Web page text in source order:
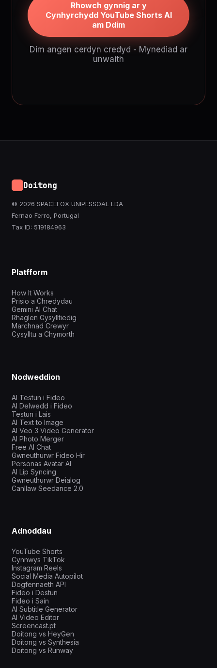
Rhowch gynnig ar y
Cynhyrchydd YouTube Shorts AI
am Ddim
Dim angen cerdyn credyd - Mynediad ar
unwaith
Doitong
© 2026 SPACEFOX UNIPESSOAL LDA
Fernao Ferro, Portugal
Tax ID: 519184963
Platfform
How It Works
Prisio a Chredydau
Gemini AI Chat
Rhaglen Gysylltiedig
Marchnad Crewyr
Cysylltu a Chymorth
Nodweddion
AI Testun i Fideo
AI Delwedd i Fideo
Testun i Lais
AI Text to Image
AI Veo 3 Video Generator
AI Photo Merger
Free AI Chat
Gwneuthurwr Fideo Hir
Personas Avatar AI
AI Lip Syncing
Gwneuthurwr Deialog
Canllaw Seedance 2.0
Adnoddau
YouTube Shorts
Cynnwys TikTok
Instagram Reels
Social Media Autopilot
Dogfennaeth API
Fideo i Destun
Fideo i Sain
AI Subtitle Generator
AI Video Editor
Screencast.pt
Doitong vs HeyGen
Doitong vs Synthesia
Doitong vs Runway